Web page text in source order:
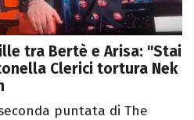
tra Bertè e Arisa: "Stai
Clerici tortura Nek
puntata di The